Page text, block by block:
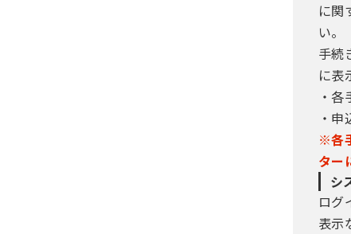
に関
い。
手続
に表
・
・
※各
ター
シ
ログ
表示